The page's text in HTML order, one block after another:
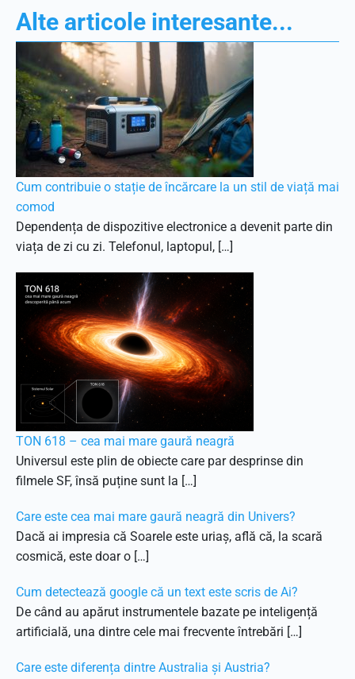
Alte articole interesante...
Cum contribuie o stație de încărcare la un stil de viață mai
comod
Dependența de dispozitive electronice a devenit parte din
viața de zi cu zi. Telefonul, laptopul, […]
TON 618 – cea mai mare gaură neagră
Universul este plin de obiecte care par desprinse din
filmele SF, însă puține sunt la […]
Care este cea mai mare gaură neagră din Univers?
Dacă ai impresia că Soarele este uriaș, află că, la scară
cosmică, este doar o […]
Cum detectează google că un text este scris de Ai?
De când au apărut instrumentele bazate pe inteligență
artificială, una dintre cele mai frecvente întrebări […]
Care este diferența dintre Australia și Austria?